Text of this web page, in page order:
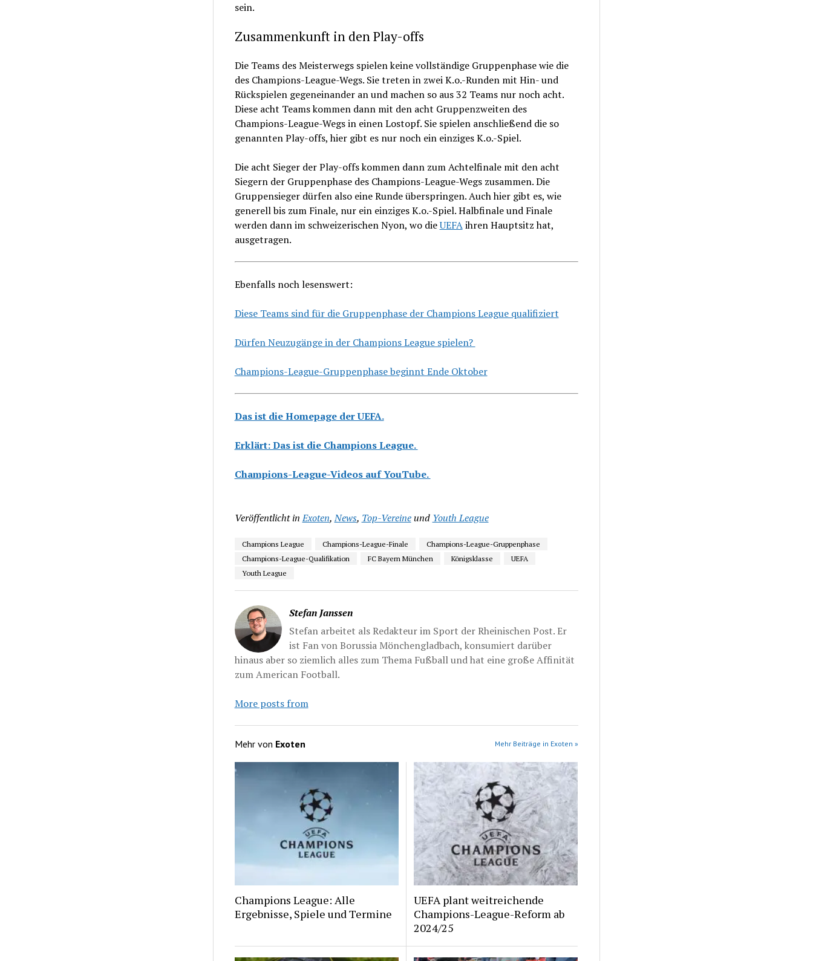
sein.
Zusammenkunft in den Play-offs
Die Teams des Meisterwegs spielen keine vollständige Gruppenphase wie die
des Champions-League-Wegs. Sie treten in zwei K.o.-Runden mit Hin- und
Rückspielen gegeneinander an und machen so aus 32 Teams nur noch acht.
Diese acht Teams kommen dann mit den acht Gruppenzweiten des
Champions-League-Wegs in einen Lostopf. Sie spielen anschließend die so
genannten Play-offs, hier gibt es nur noch ein einziges K.o.-Spiel.
Die acht Sieger der Play-offs kommen dann zum Achtelfinale mit den acht
Siegern der Gruppenphase des Champions-League-Wegs zusammen. Die
Gruppensieger dürfen also eine Runde überspringen. Auch hier gibt es, wie
generell bis zum Finale, nur ein einziges K.o.-Spiel. Halbfinale und Finale
werden dann im schweizerischen Nyon, wo dieUEFAihren Hauptsitz hat,
ausgetragen.
Ebenfalls noch lesenswert:
Diese Teams sind für die Gruppenphase der Champions League qualifiziert
Dürfen Neuzugänge in der Champions League spielen?
Champions-League-Gruppenphase beginnt Ende Oktober
Das ist die Homepage der UEFA.
Erklärt: Das ist die Champions League.
Champions-League-Videos auf YouTube.
Veröffentlicht in Exoten,News, Top-Vereineund Youth League
Champions League Champions-League-Finale
Champions-League-Gruppenphase
Champions-League-Qualifikation
FC Bayern München Königsklasse
UEFA
Youth League
Stefan Janssen
Stefan arbeitet als Redakteur im Sport der Rheinischen Post. Er
ist Fan von Borussia Mönchengladbach, konsumiert darüber
hinaus aber so ziemlich alles zum Thema Fußball und hat eine große Affinität
zum American Football.
More posts from
Mehr von Exoten Mehr Beiträge in Exoten »
Champions League: Alle
Ergebnisse, Spiele und Termine
UEFA plant weitreichende
Champions-League-Reform ab
2024/25